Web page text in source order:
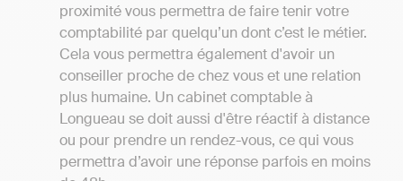
proximité vous permettra de faire tenir votre
comptabilité par quelqu’un dont c’est le métier.
Cela vous permettra également d'avoir un
conseiller proche de chez vous et une relation
plus humaine. Un cabinet comptable à
Longueau se doit aussi d'être réactif à distance
ou pour prendre un rendez-vous, ce qui vous
permettra d’avoir une réponse parfois en moins